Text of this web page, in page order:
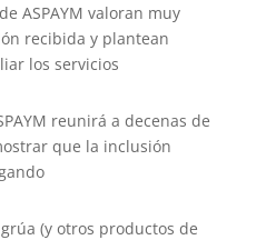
ASPAYM valoran muy
recibida y plantean
los servicios
reunirá a decenas de
que la inclusión
(y otros productos de